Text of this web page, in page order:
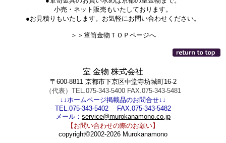
小売・ネット販売もいたしております。
●お見積りもいたします。お気軽にお問い合わせください。
＞＞箪笥金物ＴＯＰページへ
室 金物 株式会社
〒600-8811 京都市下京区中堂寺坊城町16-2
（代表）TEL.075-343-5400 FAX.075-343-5481
↓↓ホームページ掲載品のお問合せ↓↓
TEL.075-343-5402 FAX.075-343-5482
メール： service@murokanamono.co.jp
【お問い合わせの際のお願い】
copyright©2002-2026 Murokanamono